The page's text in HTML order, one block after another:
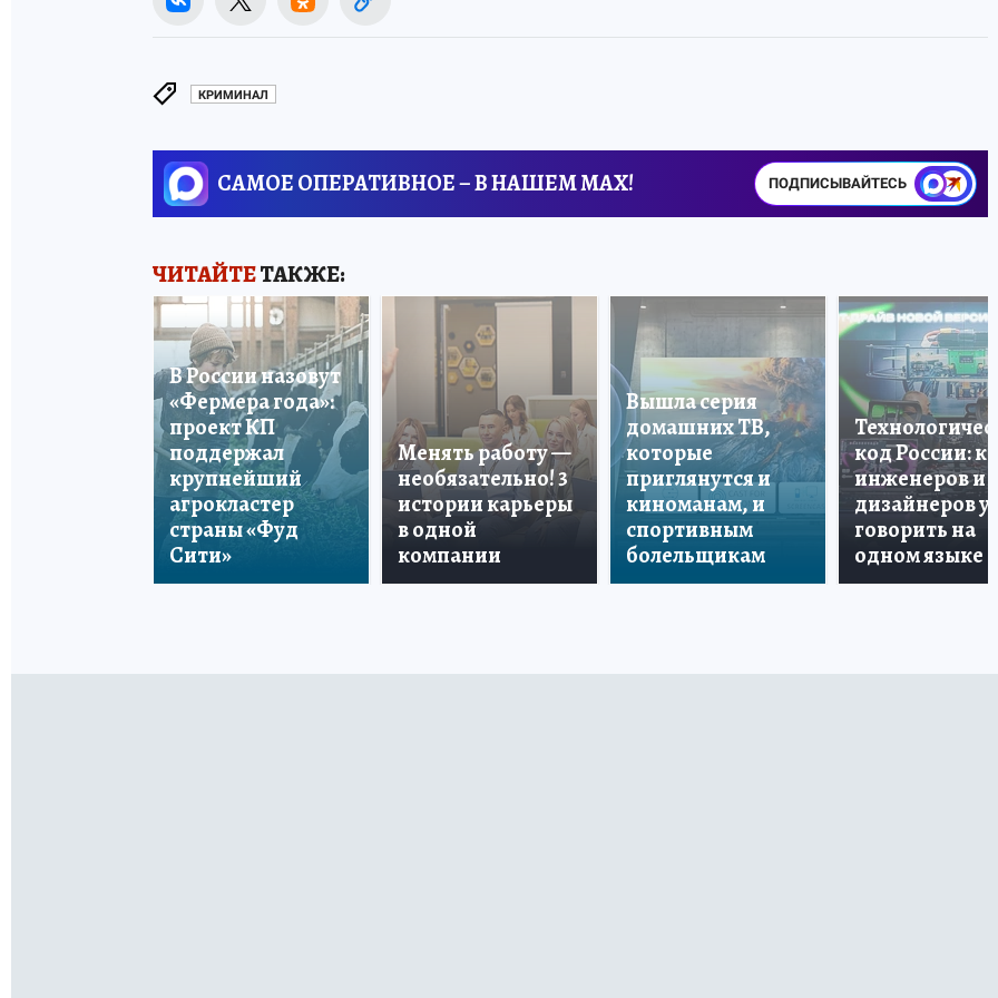
КРИМИНАЛ
САМОЕ ОПЕРАТИВНОЕ – В НАШЕМ MAX! ПОДПИСЫВАЙТЕСЬ
ЧИТАЙТЕТАКЖЕ:
В России назовут
«Фермера года»:
проект КП
поддержал
крупнейший
агрокластер
страны «Фуд
Сити»
Менять работу —
необязательно! 3
истории карьеры
в одной
компании
Вышла серия
домашних ТВ,
которые
приглянутся и
киноманам, и
спортивным
болельщикам
код России: как
инженеров и
дизайнеров
говорить на
одном языке